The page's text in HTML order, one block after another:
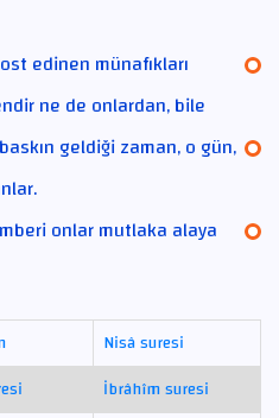
edinen münafıkları
ne de onlardan, bile
geldiği zaman, o gün,
onlar mutlaka alaya
Nisâ suresi
İbrâhîm suresi